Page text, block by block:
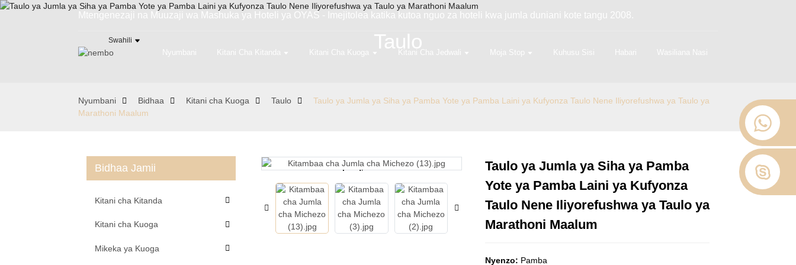
Mtengenezaji na Muuzaji wa Mashuka ya Hoteli ya OYAS - Imejitolea katika kutoa nguo za hoteli kwa jumla duniani kote tangu 2008.
Swahili
Nyumbani Kitani Cha Kitanda Kitani Cha Kuoga Kitani Cha Jedwali Moja Stop Kuhusu Sisi Habari Wasiliana Nasi
Taulo
Nyumbani Bidhaa Kitani cha Kuoga Taulo
Taulo ya Jumla ya Siha ya Pamba Yote ya Pamba Laini ya Kufyonza Taulo Nene Iliyorefushwa ya Taulo ya
Marathoni Maalum
Bidhaa Jamii
Kitani cha Kitanda
Kitani cha Kuoga
Mikeka ya Kuoga
Loading...
Loading... Loading...
Loading... Loading...
Loading... Loading...
Loading...
Taulo ya Jumla ya Siha ya Pamba
Yote ya Pamba Laini ya Kufyonza
Taulo Nene Iliyorefushwa ya Taulo ya
Marathoni Maalum
Nyenzo: Pamba